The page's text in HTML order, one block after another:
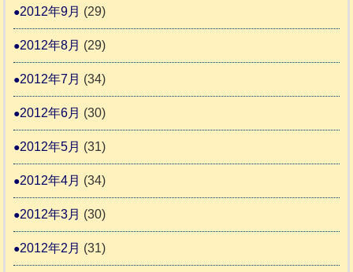
2012年9月 (29)
2012年8月 (29)
2012年7月 (34)
2012年6月 (30)
2012年5月 (31)
2012年4月 (34)
2012年3月 (30)
2012年2月 (31)